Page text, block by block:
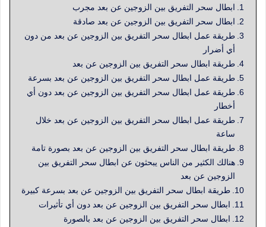
ابطال سحر التفريق بين الزوجين عن بعد مجرب
ابطال سحر التفريق بين الزوجين عن بعد صادقة
طريقة عمل ابطال سحر التفريق بين الزوجين عن بعد من دون
أي أضرار
طريقة ابطال سحر التفريق بين الزوجين عن بعد
طريقة عمل ابطال سحر التفريق بين الزوجين عن بعد بسرعة
طريقة عمل ابطال سحر التفريق بين الزوجين عن بعد دون أي
أخطار
طريقة عمل ابطال سحر التفريق بين الزوجين عن بعد خلال
ساعة
طريقة ابطال سحر التفريق بين الزوجين عن بعد بصورة تامة
هنالك الكثير من الناس يبحثون عن ابطال سحر التفريق بين
الزوجين عن بعد
طريقة ابطال سحر التفريق بين الزوجين عن بعد بسرعة كبيرة
ابطال سحر التفريق بين الزوجين عن بعد دون أي تأثيرات
ابطال سحر التفريق بين الزوجين عن بعد بالصورة